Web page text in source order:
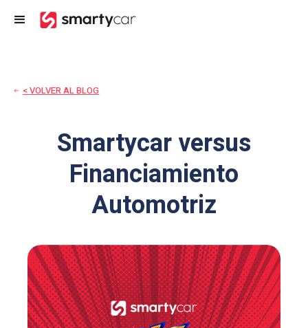
< VOLVER AL BLOG
Smartycar versus
Financiamiento
Automotriz